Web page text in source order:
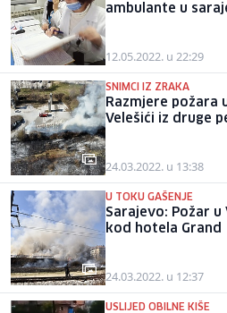
ambulante u
12.05.2022. u 22:29
SNIMCI IZ ZRAKA
Razmjere požara
Velešići iz druge
24.03.2022. u 13:38
U TOKU GAŠENJE
Sarajevo: Požar
kod hotela Grand
24.03.2022. u 12:37
USLIJED OBILNE KIŠE